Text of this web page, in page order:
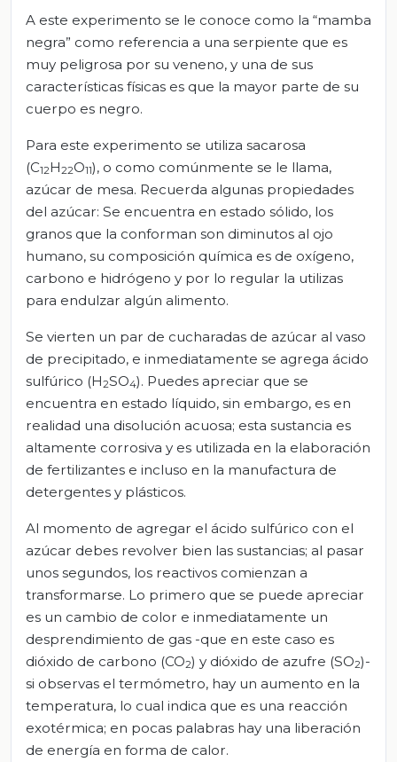
A este experimento se le conoce como la “mamba
negra” como referencia a una serpiente que es
muy peligrosa por su veneno, y una de sus
características físicas es que la mayor parte de su
cuerpo es negro.
Para este experimento se utiliza sacarosa
(C12H22O11), o como comúnmente se le llama,
azúcar de mesa. Recuerda algunas propiedades
del azúcar: Se encuentra en estado sólido, los
granos que la conforman son diminutos al ojo
humano, su composición química es de oxígeno,
carbono e hidrógeno y por lo regular la utilizas
para endulzar algún alimento.
Se vierten un par de cucharadas de azúcar al vaso
de precipitado, e inmediatamente se agrega ácido
sulfúrico (H2SO4). Puedes apreciar que se
encuentra en estado líquido, sin embargo, es en
realidad una disolución acuosa; esta sustancia es
altamente corrosiva y es utilizada en la elaboración
de fertilizantes e incluso en la manufactura de
detergentes y plásticos.
Al momento de agregar el ácido sulfúrico con el
azúcar debes revolver bien las sustancias; al pasar
unos segundos, los reactivos comienzan a
transformarse. Lo primero que se puede apreciar
es un cambio de color e inmediatamente un
desprendimiento de gas -que en este caso es
dióxido de carbono (CO2) y dióxido de azufre (SO2)-
si observas el termómetro, hay un aumento en la
temperatura, lo cual indica que es una reacción
exotérmica; en pocas palabras hay una liberación
de energía en forma de calor.